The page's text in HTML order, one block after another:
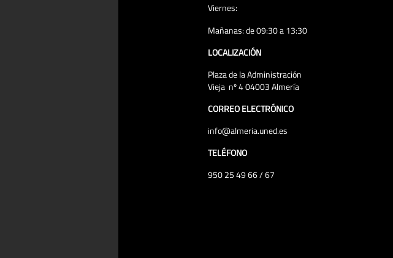
Viernes:
Mañanas: de 09:30 a 13:30
LOCALIZACIÓN
Plaza de la Administración
Vieja nº 4 04003 Almería
CORREO ELECTRÓNICO
info@almeria.uned.es
TELÉFONO
950 25 49 66 / 67